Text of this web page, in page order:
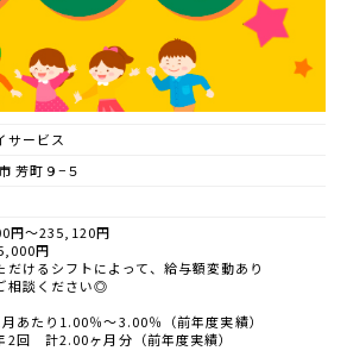
サービス
芳町９−５
円～235,120円
円
けるシフトによって、給与額変動あり
相談ください◎
あたり1.00％〜3.00％（前年度実績）
回 計2.00ヶ月分（前年度実績）